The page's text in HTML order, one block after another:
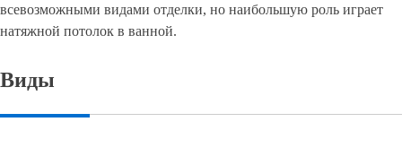
всевозможными видами отделки, но наибольшую роль играет
натяжной потолок в ванной.
Виды